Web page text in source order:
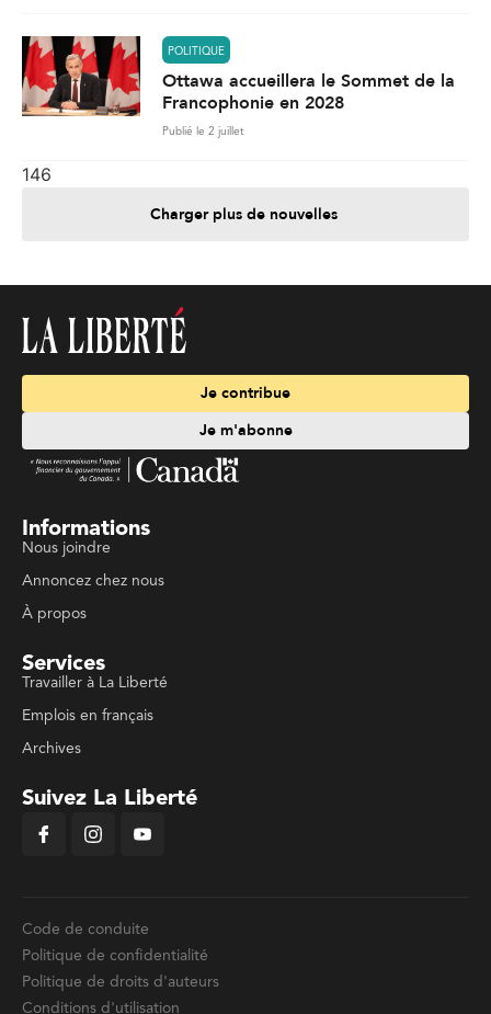
POLITIQUE
Ottawa accueillera le Sommet de la
Francophonie en 2028
Publié le 2 juillet
146
Charger plus de nouvelles
Je contribue
Je m'abonne
Informations
Nous joindre
Annoncez chez nous
À propos
Services
Travailler à La Liberté
Emplois en français
Archives
Suivez La Liberté
Code de conduite
Politique de confidentialité
Politique de droits d'auteurs
Conditions d'utilisation